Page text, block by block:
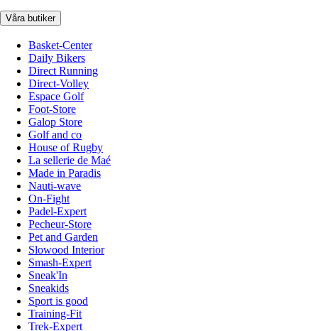
Våra butiker
Basket-Center
Daily Bikers
Direct Running
Direct-Volley
Espace Golf
Foot-Store
Galop Store
Golf and co
House of Rugby
La sellerie de Maé
Made in Paradis
Nauti-wave
On-Fight
Padel-Expert
Pecheur-Store
Pet and Garden
Slowood Interior
Smash-Expert
Sneak'In
Sneakids
Sport is good
Training-Fit
Trek-Expert